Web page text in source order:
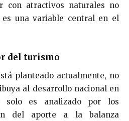
con atractivos naturales no
es una variable central en el
del turismo
planteado actualmente, no
al desarrollo nacional en
solo es analizado por los
del aporte a la balanza